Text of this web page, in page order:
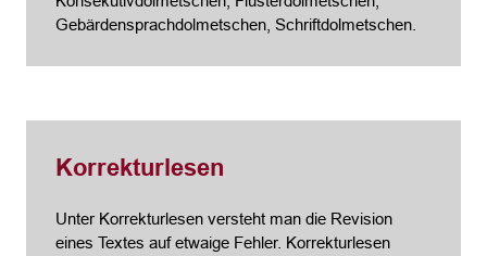
Gebärdensprachdolmetschen, Schriftdolmetschen.
Korrekturlesen
Unter Korrekturlesen versteht man die Revision
eines Textes auf etwaige Fehler. Korrekturlesen